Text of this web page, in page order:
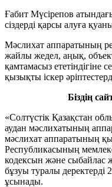
Ғабит Мүсірепов
сіздерді қарсы алуға
Мәслихат аппаратының
жайлы жедел, аңық,
қамтамасыз ететіндігіне
қызықты іскер
Біздің
«Солтүстiк Қазақстан
аудан мәслихатының
мәслихат аппаратының
Республикасының
кодексын және сыбайлас
бұзуы туралы деректердi
ұсынады.